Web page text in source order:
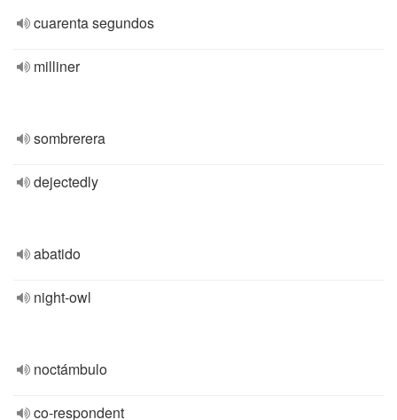
cuarenta segundos
milliner
sombrerera
dejectedly
abatido
night-owl
noctámbulo
co-respondent